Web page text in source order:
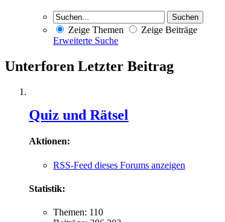
Zeige Themen
Zeige Beiträge
Erweiterte Suche
Unterforen Letzter Beitrag
Quiz und Rätsel
Aktionen:
RSS-Feed dieses Forums anzeigen
Statistik:
Themen: 110